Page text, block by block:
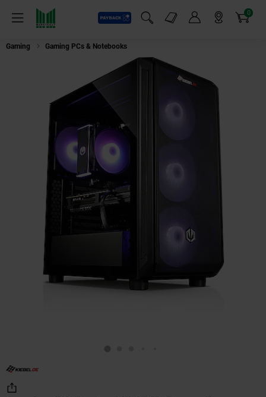
Menü
Payback
Suchfeld einblenden
Markt-Angebote 0
Artikel
Gaming Gaming PCs & Notebooks